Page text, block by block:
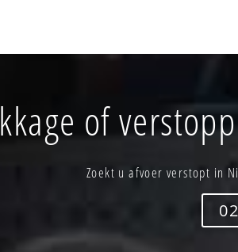
of
Zoekt u afvoer verstopt in